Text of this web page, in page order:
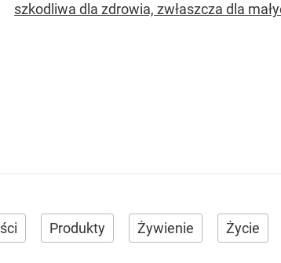
szkodliwa dla zdrowia, zwłaszcza dla
Produkty Żywienie Życie